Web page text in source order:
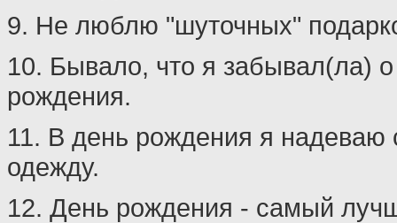
9. Не люблю "шуточных"
10. Бывало, что я забывал(ла)
рождения.
11. В день рождения я надеваю
одежду.
12. День рождения - самый